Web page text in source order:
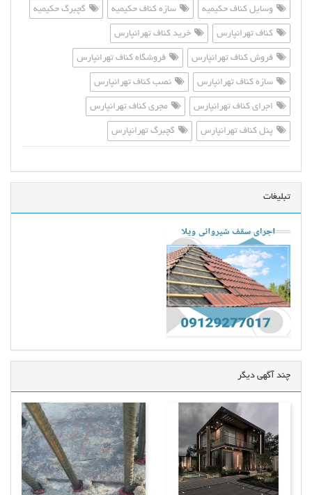
وسایل کناف حکیمیه سازه کناف حکیمیه گچبرگ حکیمیه
کناف تهرانپارس خرید کناف تهرانپارس
فروش کناف تهرانپارس فروشگاه کناف تهرانپارس
سازه کناف تهرانپارس نصب کناف تهرانپارس
اجرای کناف تهرانپارس مجری کناف تهرانپارس
پنل کناف تهرانپارس گچبرگ تهرانپارس
تبلیغات
چند آگهی دیگر